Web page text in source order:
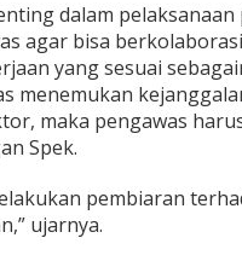
dalam
agar bisa
yang sesuai
menemukan
maka pengawas
Spek.
pembiaran
ujarnya.